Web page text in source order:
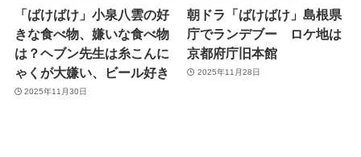
「ばけばけ」小泉八雲の好
きな食べ物、嫌いな食べ物
は？ヘブン先生は糸こんに
ゃくが大嫌い、ビール好き
2025年11月30日
朝ドラ「ばけばけ」島根県
庁でランデブー ロケ地は
京都府庁旧本館
2025年11月28日